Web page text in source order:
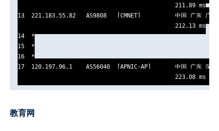
                                              211.89 ms
13  221.183.55.82   AS9808   [CMNET]          中国 广东 广
                                              212.13 ms
14  *
15  *
16  *
17  120.197.96.1    AS56040  [APNIC-AP]       中国 广东 深
                                              223.08 ms
教育网